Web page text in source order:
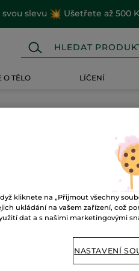
slevu Ušetřete až 500
O TĚLO LÍČENÍ
We haven't found this page,
kliknete na „Přijmout všechny
ukládání na vašem zařízení, což
dat a s našimi marketingovými
NASTAVENÍ